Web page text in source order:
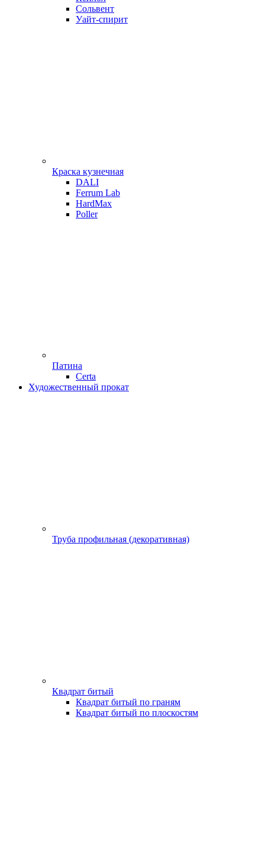
Сольвент
Уайт-спирит
Краска кузнечная
DALI
Ferrum Lab
HardMax
Poller
Патина
Certa
Художественный прокат
Труба профильная (декоративная)
Квадрат битый
Квадрат битый по граням
Квадрат битый по плоскостям